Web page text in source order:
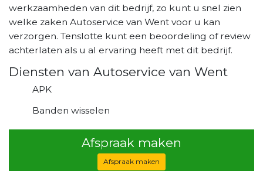
werkzaamheden van dit bedrijf, zo kunt u snel zien
welke zaken Autoservice van Went voor u kan
verzorgen. Tenslotte kunt een beoordeling of review
achterlaten als u al ervaring heeft met dit bedrijf.
Diensten van Autoservice van Went
APK
Banden wisselen
Afspraak maken
Afspraak maken